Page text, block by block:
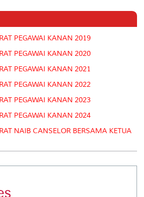
n
l
L
n
k
P
e
s
s
t
PEGAWAI KANAN 2019
PEGAWAI KANAN 2020
PEGAWAI KANAN 2021
PEGAWAI KANAN 2022
PEGAWAI KANAN 2023
PEGAWAI KANAN 2024
NAIB CANSELOR BERSAMA KETUA